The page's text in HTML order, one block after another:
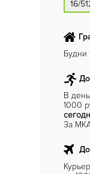
16/
Будни
В
1000
За